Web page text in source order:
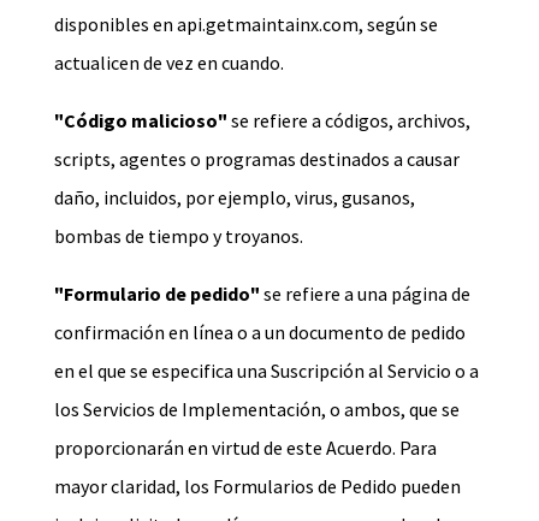
disponibles en api.getmaintainx.com, según se
actualicen de vez en cuando.
"Código malicioso" se refiere a códigos, archivos,
scripts, agentes o programas destinados a causar
daño, incluidos, por ejemplo, virus, gusanos,
bombas de tiempo y troyanos.
"Formulario de pedido" se refiere a una página de
confirmación en línea o a un documento de pedido
en el que se especifica una Suscripción al Servicio o a
los Servicios de Implementación, o ambos, que se
proporcionarán en virtud de este Acuerdo. Para
mayor claridad, los Formularios de Pedido pueden